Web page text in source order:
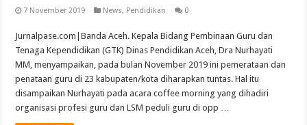
7 November 2019 News, Pendidikan 0
Jurnalpase.com|Banda Aceh. Kepala Bidang Pembinaan Guru dan
Tenaga Kependidikan (GTK) Dinas Pendidikan Aceh, Dra Nurhayati
MM, menyampaikan, pada bulan November 2019 ini pemerataan dan
penataan guru di 23 kabupaten/kota diharapkan tuntas. Hal itu
disampaikan Nurhayati pada acara coffee morning yang dihadiri
organisasi profesi guru dan LSM peduli guru di opp …